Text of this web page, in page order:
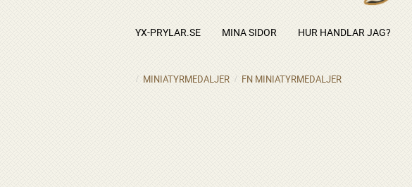
YX-PRYLAR.SE MINA SIDOR HUR HANDLAR JAG?
MINIATYRMEDALJER FN MINIATYRMEDALJER